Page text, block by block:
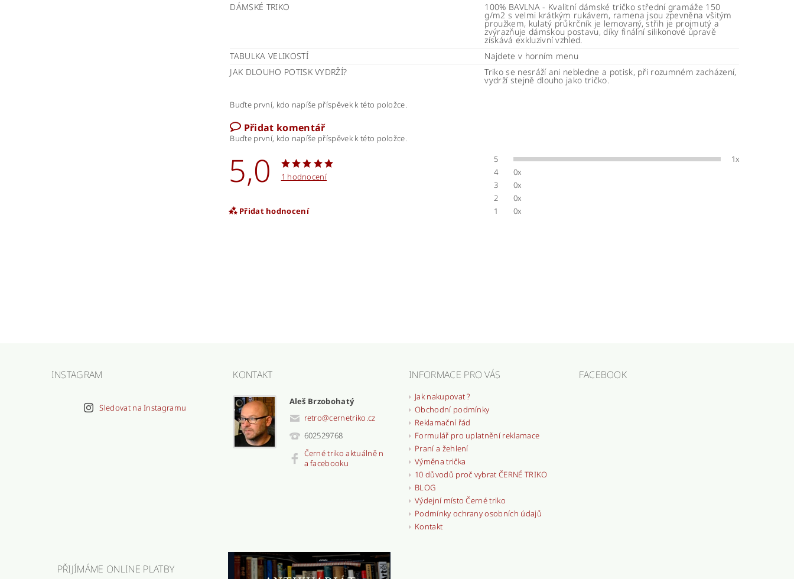
DÁMSKÉ TRIKO
100% BAVLNA - Kvalitní dámské tričko střední gramáže 150
g/m2 s velmi krátkým rukávem, ramena jsou zpevněna všitým
proužkem, kulatý průkrčník je lemovaný, střih je projmutý a
zvýrazňuje dámskou postavu, díky finální silikonové úpravě
získává exkluzivní vzhled.
TABULKA VELIKOSTÍ
Najdete v horním menu
JAK DLOUHO POTISK VYDRŽÍ?
Triko se nesráží ani nebledne a potisk, při rozumném zacházení,
vydrží stejně dlouho jako tričko.
Buďte první, kdo napíše příspěvek k této položce.
Přidat komentář
Buďte první, kdo napíše příspěvek k této položce.
5,0 1 hodnocení
Přidat hodnocení
5
1x
4
0x
3
0x
2
0x
1
0x
INSTAGRAM
Sledovat na Instagramu
KONTAKT
Aleš Brzobohatý
retro@cernetriko.cz
602529768
Černé triko aktuálně n
a facebooku
INFORMACE PRO VÁS
Jak nakupovat ?
Obchodní podmínky
Reklamační řád
Formulář pro uplatnění reklamace
Praní a žehlení
Výměna trička
10 důvodů proč vybrat ČERNÉ TRIKO
BLOG
Výdejní místo Černé triko
Podmínky ochrany osobních údajů
Kontakt
FACEBOOK
PŘIJÍMÁME ONLINE PLATBY